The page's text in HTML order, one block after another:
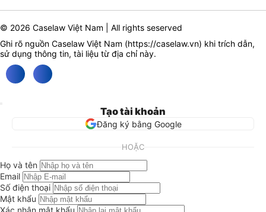
© 2026 Caselaw Việt Nam | All rights seserved
Ghi rõ nguồn Caselaw Việt Nam (https://caselaw.vn) khi trích dẫn,
sử dụng thông tin, tài liệu từ địa chỉ này.
Tạo tài khoản
Đăng ký bằng Google
HOẶC
Họ và tên
Email
Số điện thoại
Mật khẩu
Xác nhận mật khẩu